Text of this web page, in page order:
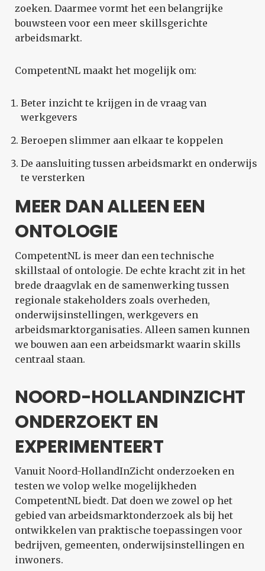
zoeken. Daarmee vormt het een belangrijke
bouwsteen voor een meer skillsgerichte
arbeidsmarkt.
CompetentNL maakt het mogelijk om:
Beter inzicht te krijgen in de vraag van
werkgevers
Beroepen slimmer aan elkaar te koppelen
De aansluiting tussen arbeidsmarkt en onderwijs
te versterken
MEER DAN ALLEEN EEN
ONTOLOGIE
CompetentNL is meer dan een technische
skillstaal of ontologie. De echte kracht zit in het
brede draagvlak en de samenwerking tussen
regionale stakeholders zoals overheden,
onderwijsinstellingen, werkgevers en
arbeidsmarktorganisaties. Alleen samen kunnen
we bouwen aan een arbeidsmarkt waarin skills
centraal staan.
NOORD-HOLLANDINZICHT
ONDERZOEKT EN
EXPERIMENTEERT
Vanuit Noord-HollandInZicht onderzoeken en
testen we volop welke mogelijkheden
CompetentNL biedt. Dat doen we zowel op het
gebied van arbeidsmarktonderzoek als bij het
ontwikkelen van praktische toepassingen voor
bedrijven, gemeenten, onderwijsinstellingen en
inwoners.